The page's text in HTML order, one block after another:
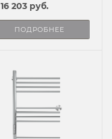
16 203 руб.
ПОДРОБНЕЕ